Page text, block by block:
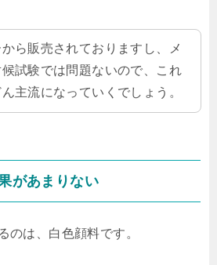
ら販売されておりますし、メ
試験では問題ないので、これ
主流になっていくでしょう。
があまりない
のは、白色顔料です。